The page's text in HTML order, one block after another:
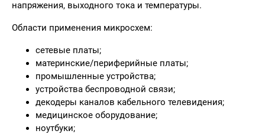
напряжения, выходного тока и температуры.
Области применения микросхем:
сетевые платы;
материнские/периферийные платы;
промышленные устройства;
устройства беспроводной связи;
декодеры каналов кабельного телевидения;
медицинское оборудование;
ноутбуки;